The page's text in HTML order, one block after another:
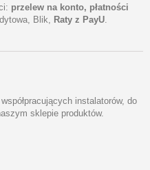
przelew na konto, płatności
Blik, Raty z PayU.
instalatorów, do
sklepie produktów.